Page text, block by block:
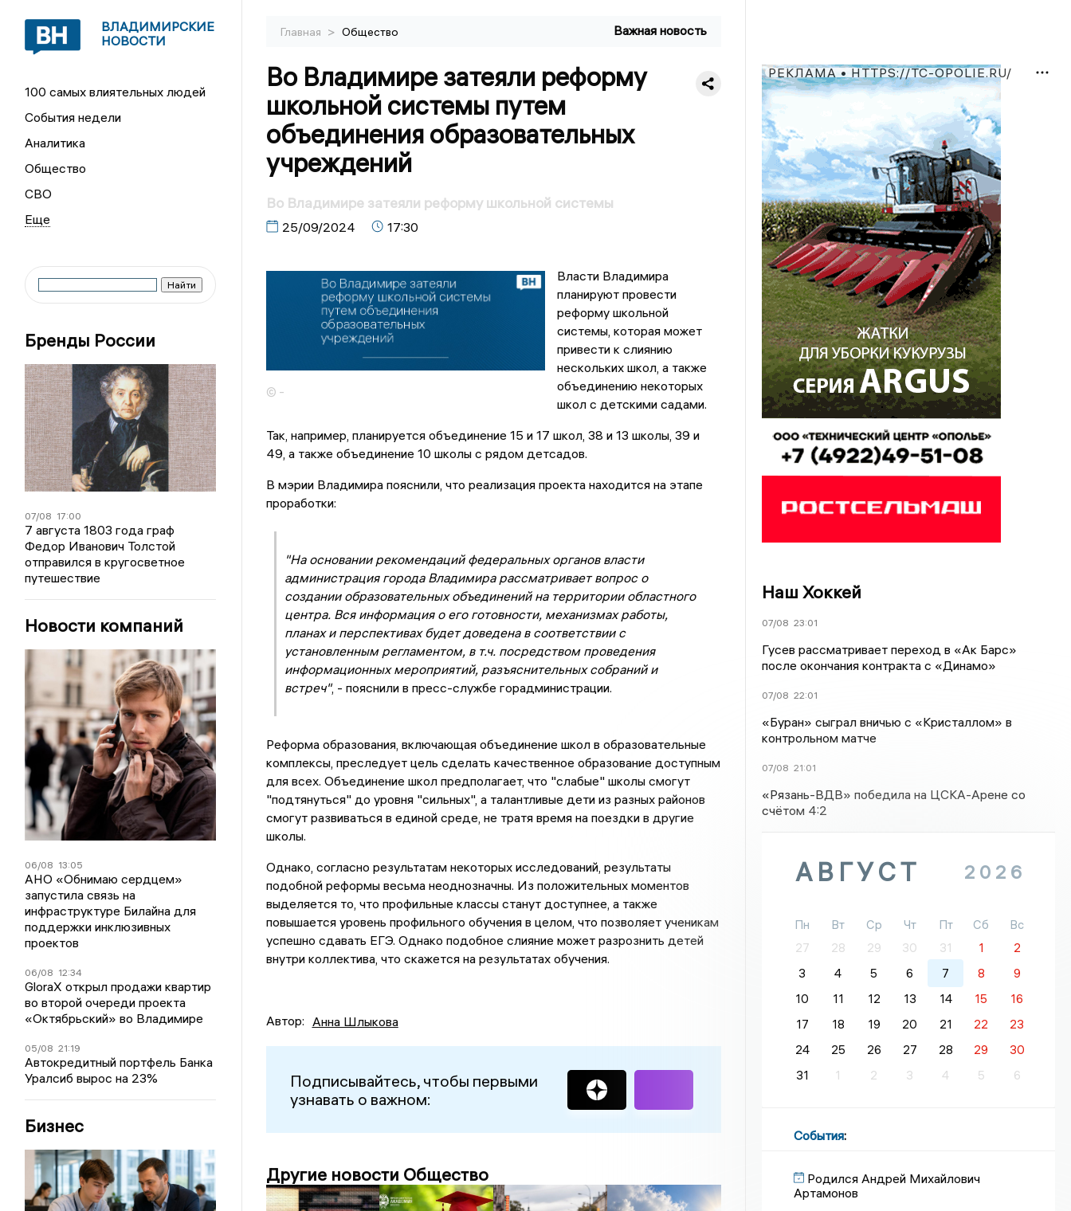
ВЛАДИМИРСКИЕ
НОВОСТИ
100 самых влиятельных людей
События недели
Аналитика
Общество
СВО
Бренды России
07/08 17:00
7 августа 1803 года граф
Федор Иванович Толстой
отправился в кругосветное
путешествие
Новости компаний
06/08 13:05
АНО «Обнимаю сердцем»
запустила связь на
инфраструктуре Билайна для
поддержки инклюзивных
проектов
06/08 12:34
GloraX открыл продажи квартир
во второй очереди проекта
«Октябрьский» во Владимире
05/08 21:19
Автокредитный портфель Банка
Уралсиб вырос на 23%
Бизнес
Главная > Общество Важная новость
Во Владимире затеяли реформу
школьной системы путем
объединения образовательных
учреждений
Во Владимире затеяли реформу школьной системы
25/09/2024 17:30
© -
Власти Владимира
планируют провести
реформу школьной
системы, которая может
привести к слиянию
нескольких школ, а также
объединению некоторых
школ с детскими садами.
Так, например, планируется объединение 15 и 17 школ, 38 и 13 школы, 39 и
49, а также объединение 10 школы с рядом детсадов.
В мэрии Владимира пояснили, что реализация проекта находится на этапе
проработки:
"На основании рекомендаций федеральных органов власти
администрация города Владимира рассматривает вопрос о
создании образовательных объединений на территории областного
центра. Вся информация о его готовности, механизмах работы,
планах и перспективах будет доведена в соответствии с
установленным регламентом, в т.ч. посредством проведения
информационных мероприятий, разъяснительных собраний и
встреч", - пояснили в пресс-службе горадминистрации.
Реформа образования, включающая объединение школ в образовательные
комплексы, преследует цель сделать качественное образование доступным
для всех. Объединение школ предполагает, что "слабые" школы смогут
"подтянуться" до уровня "сильных", а талантливые дети из разных районов
смогут развиваться в единой среде, не тратя время на поездки в другие
школы.
Однако, согласно результатам некоторых исследований, результаты
подобной реформы весьма неоднозначны. Из положительных моментов
выделяется то, что профильные классы станут доступнее, а также
повышается уровень профильного обучения в целом, что позволяет ученикам
успешно сдавать ЕГЭ. Однако подобное слияние может разрознить детей
внутри коллектива, что скажется на результатах обучения.
Автор: Анна Шлыкова
Подписывайтесь, чтобы первыми
узнавать о важном:
Другие новости Общество
РЕКЛАМА • HTTPS://TC-OPOLIE.RU/
Наш Хоккей
07/08 23:01
Гусев рассматривает переход в «Ак Барс»
после окончания контракта с «Динамо»
07/08 22:01
«Буран» сыграл вничью с «Кристаллом» в
контрольном матче
07/08 21:01
«Рязань-ВДВ» победила на ЦСКА-Арене со
счётом 4:2
АВГУСТ 2026
Пн Вт Ср Чт Пт Сб
Вс
27
28 29 30 31 1
2
3
4 5 6 7 8
9
10
11 12 13 14 15
16
17
18 19 20 21 22
23
24
25 26 27 28 29
30
31
1 2 3 4 5 6
События:
Родился Андрей Михайлович
Артамонов